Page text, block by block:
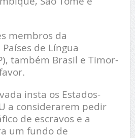
membros da
de Língua
também Brasil e Timor-
insta os Estados-
a considerarem pedir
de escravos e a
um fundo de